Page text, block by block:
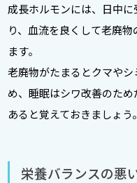
成長ホルモンには、日中
り、血流を良くして老廃
ます。
老廃物がたまるとクマや
め、睡眠はシワ改善のた
あると覚えておきましょう。
栄養バランスの悪